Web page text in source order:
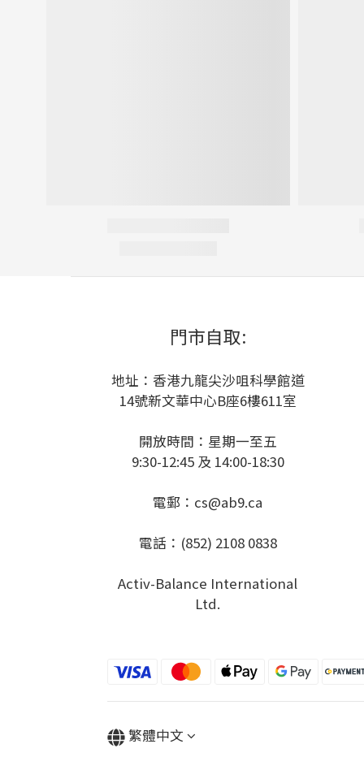
門市自取:
地址：香港九龍尖沙咀科學館道
14號新文華中心B座6樓611室
開放時間：星期一至五
9:30-12:45 及 14:00-18:30
電郵：cs@ab9.ca
電話：(852) 2108 0838
Activ-Balance International
Ltd.
繁體中文